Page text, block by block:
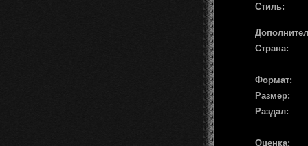
Стиль:
Страна:
Формат:
Размер:
Раздал:
Оценка: